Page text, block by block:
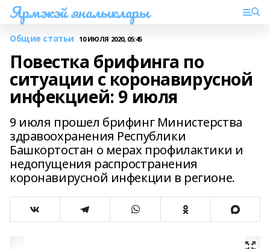
Ярмэкэй яналыклары
Общие статьи 10 ИЮЛЯ 2020, 05:45
Повестка брифинга по
ситуации с коронавирусной
инфекцией: 9 июля
9 июля прошел брифинг Министерства
здравоохранения Республики
Башкортостан о мерах профилактики и
недопущения распространения
коронавирусной инфекции в регионе.